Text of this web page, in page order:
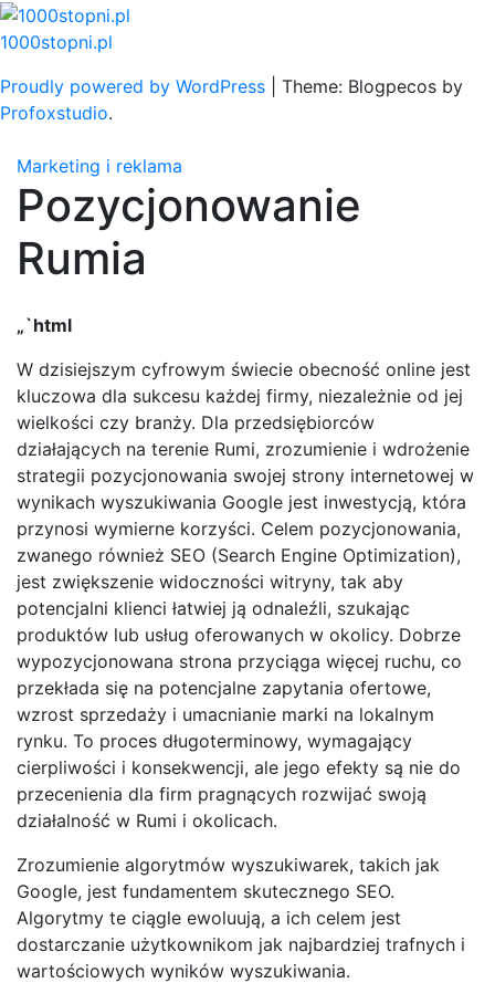
Skip
to
1000stopni.pl
Proudly powered by WordPress
Theme: Blogpecos by
Profoxstudio.
Marketing i reklama
Pozycjonowanie
Rumia
„`html
W dzisiejszym cyfrowym świecie obecność online jest
kluczowa dla sukcesu każdej firmy, niezależnie od jej
wielkości czy branży. Dla przedsiębiorców
działających na terenie Rumi, zrozumienie i wdrożenie
strategii pozycjonowania swojej strony internetowej w
wynikach wyszukiwania Google jest inwestycją, która
przynosi wymierne korzyści. Celem pozycjonowania,
zwanego również SEO (Search Engine Optimization),
jest zwiększenie widoczności witryny, tak aby
potencjalni klienci łatwiej ją odnaleźli, szukając
produktów lub usług oferowanych w okolicy. Dobrze
wypozycjonowana strona przyciąga więcej ruchu, co
przekłada się na potencjalne zapytania ofertowe,
wzrost sprzedaży i umacnianie marki na lokalnym
rynku. To proces długoterminowy, wymagający
cierpliwości i konsekwencji, ale jego efekty są nie do
przecenienia dla firm pragnących rozwijać swoją
działalność w Rumi i okolicach.
Zrozumienie algorytmów wyszukiwarek, takich jak
Google, jest fundamentem skutecznego SEO.
Algorytmy te ciągle ewoluują, a ich celem jest
dostarczanie użytkownikom jak najbardziej trafnych i
wartościowych wyników wyszukiwania.